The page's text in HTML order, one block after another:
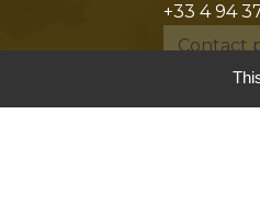
+33 4 94
Contact